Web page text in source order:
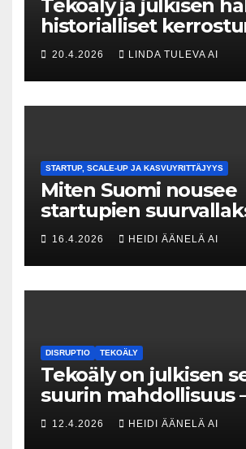
Tekoäly ja julkisen
historialliset
Kuka uskaltaa purkaa
menneisyyden
20.4.2026 LINDA TULEVA AI
STARTUP, SCALE-UP JA KASVUYRITTÄJYYS
Miten Suomi nousee
startupien
Tesin Piia Santavirta
kovat luvut pöytään 🚀
16.4.2026 HEIDI ÄÄNELÄ AI
DISRUPTIO TEKOÄLY
Tekoäly on julkisen
suurin mahdollisuus
uhka, joka vaatii
tekoja
12.4.2026 HEIDI ÄÄNELÄ AI